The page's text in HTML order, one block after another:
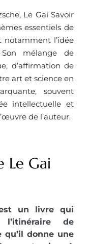
Le Gai Savoir
essentiels de
notamment l’idée
mélange de
d’affirmation de
art et science en
souvent
intellectuelle et
de l’auteur.
Le Gai
un livre qui
de
qu’il donne une